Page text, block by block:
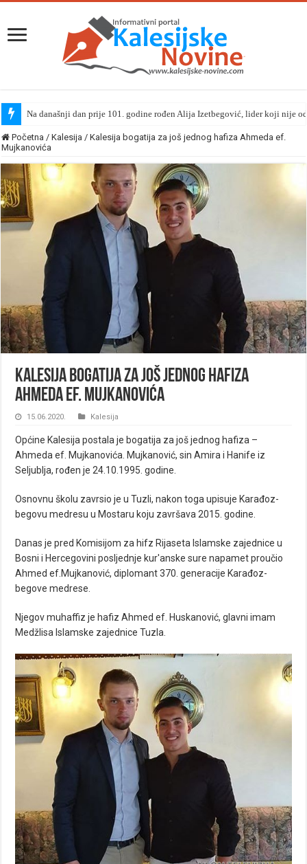
Na današnji dan prije 101. godine rođen Alija Izetbegović, lider koji nije
Početna / Kalesija / Kalesija bogatija za još jednog hafiza Ahmeda ef.
Mujkanovića
Kalesija bogatija za još jednog hafiza
Ahmeda ef. Mujkanovića
15.06.2020. Kalesija
Općine Kalesija postala je bogatija za još jednog hafiza –
Ahmeda ef. Mujkanovića. Mujkanović, sin Amira i Hanife iz
Seljublja, rođen je 24.10.1995. godine.
Osnovnu školu zavrsio je u Tuzli, nakon toga upisuje Karađoz-
begovu medresu u Mostaru koju završava 2015. godine.
Danas je pred Komisijom za hifz Rijaseta Islamske zajednice u
Bosni i Hercegovini posljednje kur'anske sure napamet proučio
Ahmed ef.Mujkanović, diplomant 370. generacije Karađoz-
begove medrese.
Njegov muhaffiz je hafiz Ahmed ef. Huskanović, glavni imam
Medžlisa Islamske zajednice Tuzla.